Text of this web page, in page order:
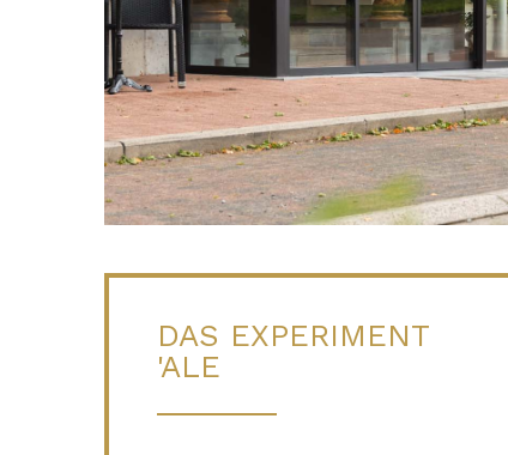
DAS EXPERIMENT
'ALE